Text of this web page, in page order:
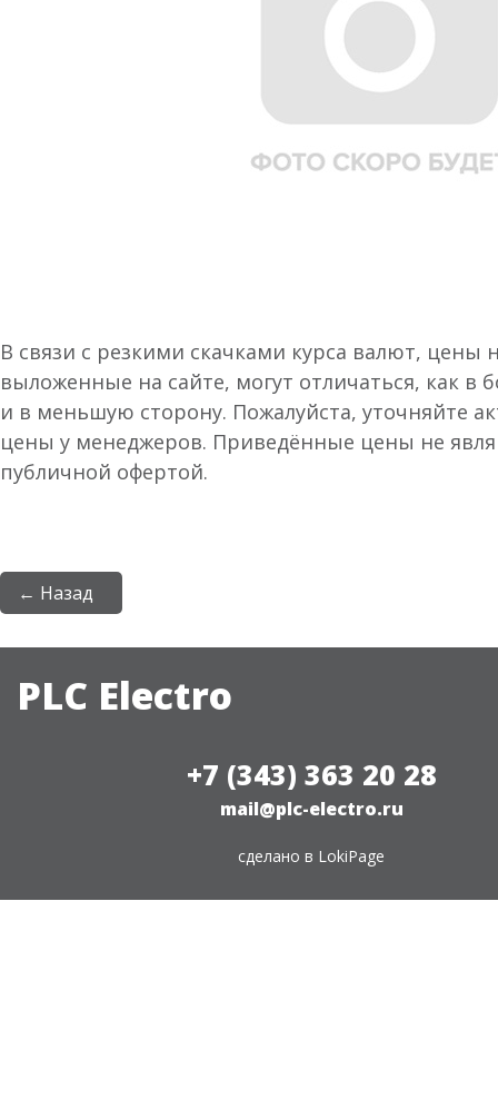
В связи с резкими скачками курса валют, цены
выложенные на сайте, могут отличаться, как в
и в меньшую сторону. Пожалуйста, уточняйте
цены у менеджеров. Приведённые цены не
публичной офертой.
← Назад
PLC Electro
+7 (343) 363 20 28
mail@plc-electro.ru
сделано в LokiPage